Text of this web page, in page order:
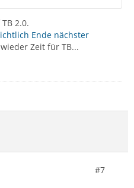
2.0.
Ende nächster
Zeit für TB...
#7